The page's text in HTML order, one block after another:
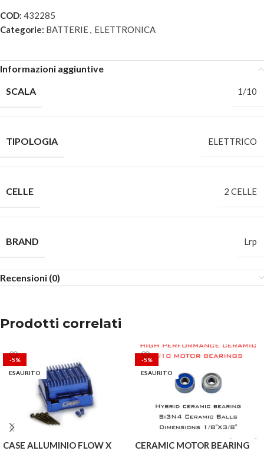
COD: 432285
Categorie: BATTERIE, ELETTRONICA
Informazioni aggiuntive
SCALA
1/10
TIPOLOGIA ELETTRICO
CELLE 2 CELLE
BRAND Lrp
Recensioni (0)
Prodotti correlati
-5%
ESAURITO
CASE ALLUMINIO FLOW X
-5%
ESAURITO
CERAMIC MOTOR BEARING